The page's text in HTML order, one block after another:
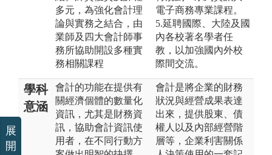
多元，為強化會計理
論與實務之結合，由
業師及四大會計師事
務所協助開設多種實
務相關課程
電子商務專業課程。
5.延聘國際、大陸及國
內各校著名學者任
教，以加強國內外校
際間交流。
學科
意涵
會計的功能在提供有
關經濟個體的數量化
資訊，尤其是財務資
訊，協助會計資訊使
用者，在不同行動方
會計是將企業的財務
狀況與經營成果表達
出來，提供股東、債
權人以及內部經營階
層等，企業利害關係
展
開